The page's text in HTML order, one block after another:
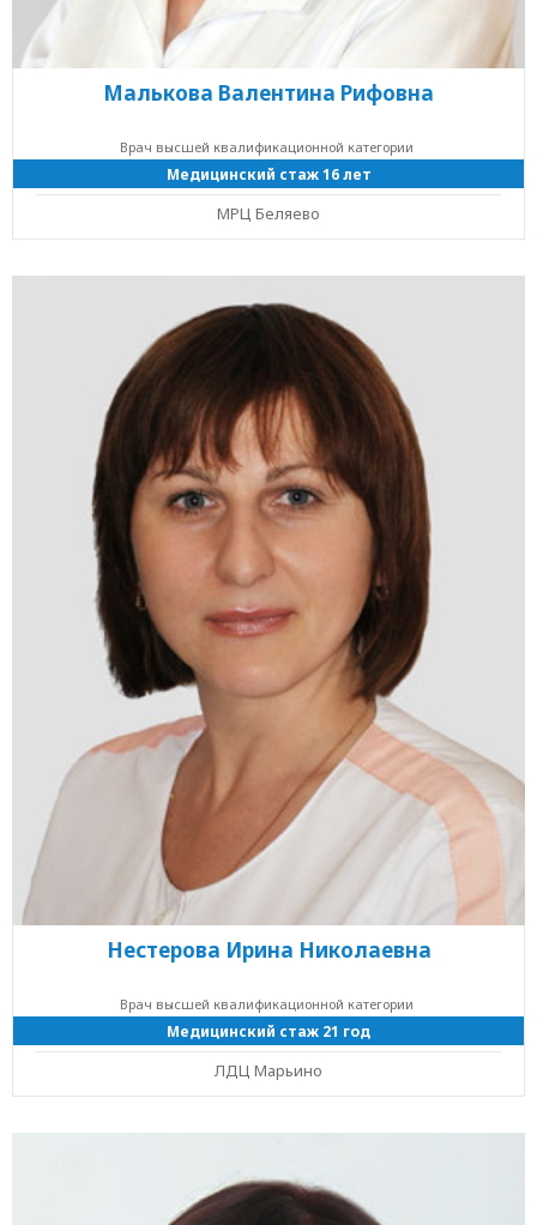
Малькова Валентина Рифовна
Врач высшей квалификационной категории
Медицинский стаж 16 лет
МРЦ Беляево
Нестерова Ирина Николаевна
Врач высшей квалификационной категории
Медицинский стаж 21 год
ЛДЦ Марьино